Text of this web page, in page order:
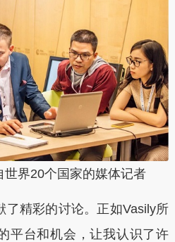
界20个国家的媒体记者
精彩的讨论。正如Vasily所
平台和机会，让我认识了许